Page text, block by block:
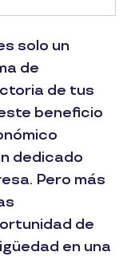
solo un
de
de tus
beneficio
dedicado
Pero más
de
en una